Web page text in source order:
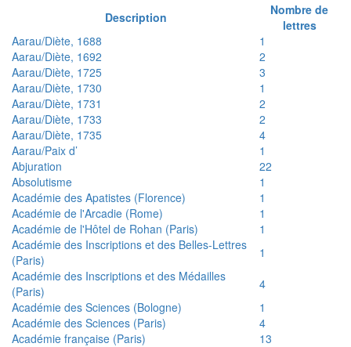
Description
Nombre de
lettres
Aarau/Diète, 1688
1
Aarau/Diète, 1692
2
Aarau/Diète, 1725
3
Aarau/Diète, 1730
1
Aarau/Diète, 1731
2
Aarau/Diète, 1733
2
Aarau/Diète, 1735
4
Aarau/Paix d’
1
Abjuration
22
Absolutisme
1
Académie des Apatistes (Florence)
1
Académie de l'Arcadie (Rome)
1
Académie de l'Hôtel de Rohan (Paris)
1
Académie des Inscriptions et des Belles-Lettres
(Paris)
1
Académie des Inscriptions et des Médailles
(Paris)
4
Académie des Sciences (Bologne)
1
Académie des Sciences (Paris)
4
Académie française (Paris)
13